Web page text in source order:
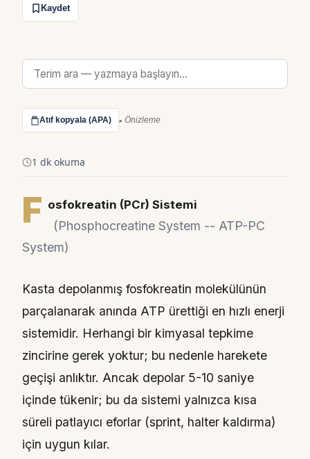
Kaydet
Atıf kopyala (APA) Önizleme
1 dk okuma
F osfokreatin (PCr) Sistemi
(Phosphocreatine System -- ATP-PC
System)
Kasta depolanmış fosfokreatin molekülünün
parçalanarak anında ATP ürettiği en hızlı enerji
sistemidir. Herhangi bir kimyasal tepkime
zincirine gerek yoktur; bu nedenle harekete
geçişi anlıktır. Ancak depolar 5-10 saniye
içinde tükenir; bu da sistemi yalnızca kısa
süreli patlayıcı eforlar (sprint, halter kaldırma)
için uygun kılar.